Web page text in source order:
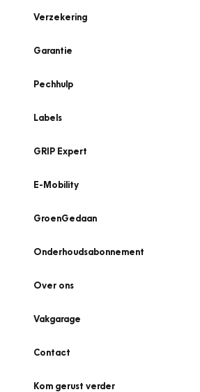
Verzekering
Garantie
Pechhulp
Labels
GRIP Expert
E-Mobility
GroenGedaan
Onderhoudsabonnement
Over ons
Vakgarage
Contact
Kom gerust verder